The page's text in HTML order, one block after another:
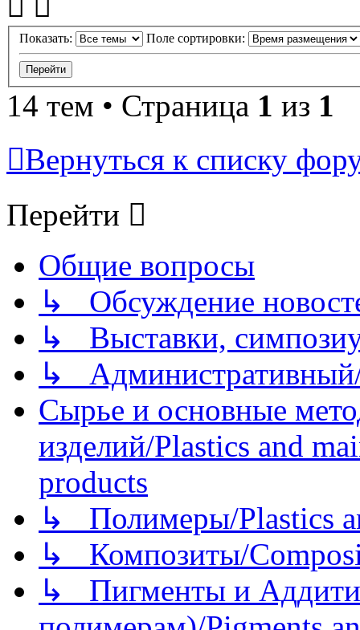
Показать: Поле сортировки:
14 тем • Страница 1 из 1
Вернуться к списку
Перейти
Общие вопросы
↳ Обсуждение
↳ Выставки,
↳
Сырье и основные
изделий/Plastics and
products
↳ Полимеры/Plastics
↳ Композиты/
↳ Пигменты и